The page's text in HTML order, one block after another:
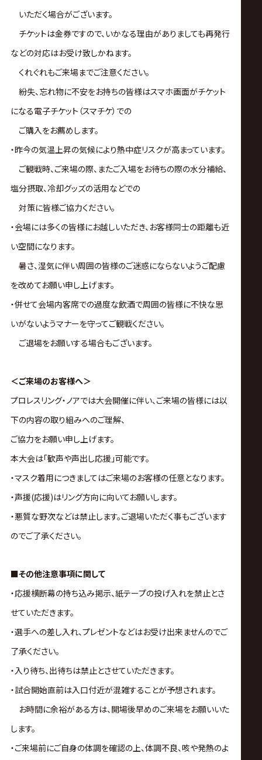
いただく場合がございます。
チケットは金券ですので、いかなる理由がありましても再発行
などの対応はお受け致しかねます。
くれぐれもご来場までご注意ください。
紛失、忘れ物に不安をお持ちの皆様はスマホ画面がチケット
になる電子チケット（スマチケ）での
ご購入をお薦めします。
・昨今の気温上昇の気候により熱中症リスクが高まっています。
ご観戦時、ご来場の際、またご入場をお待ちの際の水分補給、
塩分摂取、冷却グッズの活用などでの
対策に皆様ご協力ください。
・会場には多くの皆様にお越しいただき、お客様同士の距離も近
い空間になります。
暑さ、湿気に伴い周囲の皆様のご迷惑にならないようご配慮
を改めてお願い申し上げます。
・併せて会場内客席での過度な飲酒で周囲の皆様に不快な思
いがないようマナーを守ってご観戦ください。
ご退場をお願いする場合もございます。
＜ご来場のお客様へ＞
プロレスリング・ノアでは大会開催に伴い、ご来場の皆様には以
下の内容の取り組みへのご理解、
ご協力をお願い申し上げます。
本大会は｢歓声や声出し応援｣可能です。
・マスク着用につきましてはご来場のお客様の任意となります。
・声援(応援)はリング方向に向いてお願いします。
・悪質な野次などは禁止します。ご退場いただく事もございます
のでご了承ください。
■その他注意事項に関して
・応援横断幕の持ち込み掲示、紙テープの投げ入れを禁止とさ
せていただきます。
・選手への差し入れ、プレゼントなどはお受け出来ませんのでご
了承ください。
・入り待ち、出待ちは禁止とさせていただきます。
・試合開始直前は入口付近が混雑することが予想されます。
お時間に余裕がある方は、開場後早めのご来場をお願いいた
します。
・ご来場前にご自身の体調を確認の上、体調不良、咳や発熱のよ